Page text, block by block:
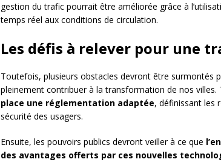
gestion du trafic pourrait être améliorée grâce à
temps réel aux conditions de circulation.
Les défis à relever pour une
Toutefois, plusieurs obstacles devront être surmontés
pleinement contribuer à la transformation de nos villes.
place une réglementation adaptée, définissant les
sécurité des usagers.
Ensuite, les pouvoirs publics devront veiller à ce que
des avantages offerts par ces nouvelles